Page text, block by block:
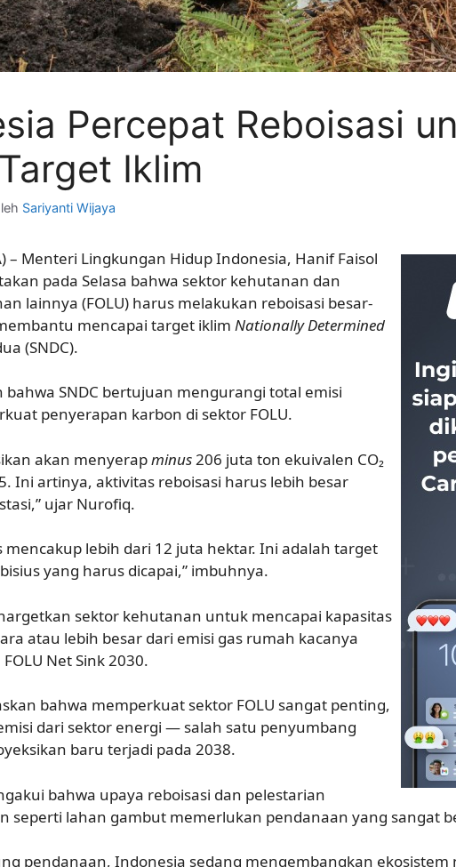
Percepat Reboisasi
Iklim
Sariyanti Wijaya
– Menteri Lingkungan Hidup Indonesia, Hanif Faisol
pada Selasa bahwa sektor kehutanan dan
lainnya (FOLU) harus melakukan reboisasi besar-
mencapai target iklim Nationally Determined
(SNDC).
bahwa SNDC bertujuan mengurangi total emisi
penyerapan karbon di sektor FOLU.
akan menyerapminus 206 juta ton ekuivalen CO₂
Ini artinya, aktivitas reboisasi harus lebih besar
ujar Nurofiq.
mencakup lebih dari 12 juta hektar. Ini adalah target
yang harus dicapai,” imbuhnya.
sektor kehutanan untuk mencapai kapasitas
atau lebih besar dari emisi gas rumah kacanya
Net Sink 2030.
bahwa memperkuat sektor FOLU sangat penting,
dari sektor energi — salah satu penyumbang
baru terjadi pada 2038.
bahwa upaya reboisasi dan pelestarian
seperti lahan gambut memerlukan pendanaan yang sangat
pendanaan, Indonesia sedang mengembangkan ekosistem